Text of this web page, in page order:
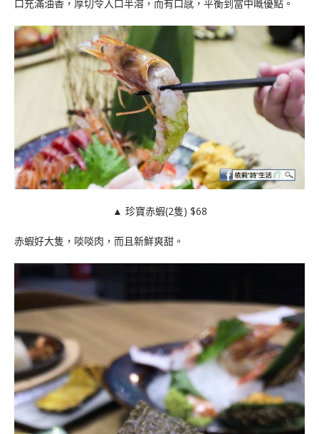
口充滿油香，厚切令入口半溶，而有口感，平衡到當中嘅優點。
▲ 珍寶赤蝦(2隻) $68
赤蝦好大隻，啖啖肉，而且新鮮爽甜。